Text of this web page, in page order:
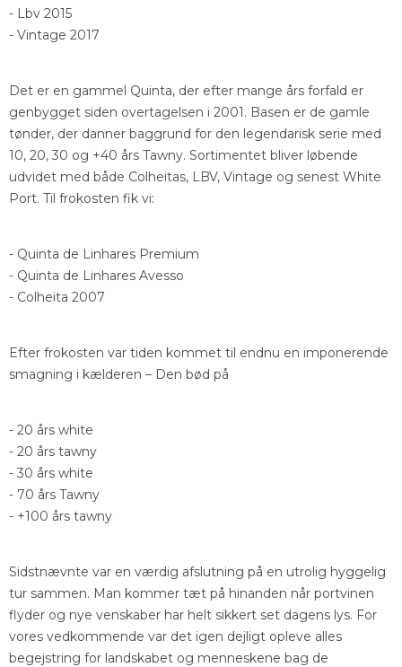
- Lbv 2015
- Vintage 2017
Det er en gammel Quinta, der efter mange års forfald er
genbygget siden overtagelsen i 2001. Basen er de gamle
tønder, der danner baggrund for den legendarisk serie med
10, 20, 30 og +40 års Tawny. Sortimentet bliver løbende
udvidet med både Colheitas, LBV, Vintage og senest White
Port. Til frokosten fik vi:
- Quinta de Linhares Premium
- Quinta de Linhares Avesso
- Colheita 2007
Efter frokosten var tiden kommet til endnu en imponerende
smagning i kælderen – Den bød på
- 20 års white
- 20 års tawny
- 30 års white
- 70 års Tawny
- +100 års tawny
Sidstnævnte var en værdig afslutning på en utrolig hyggelig
tur sammen. Man kommer tæt på hinanden når portvinen
flyder og nye venskaber har helt sikkert set dagens lys. For
vores vedkommende var det igen dejligt opleve alles
begejstring for landskabet og menneskene bag de